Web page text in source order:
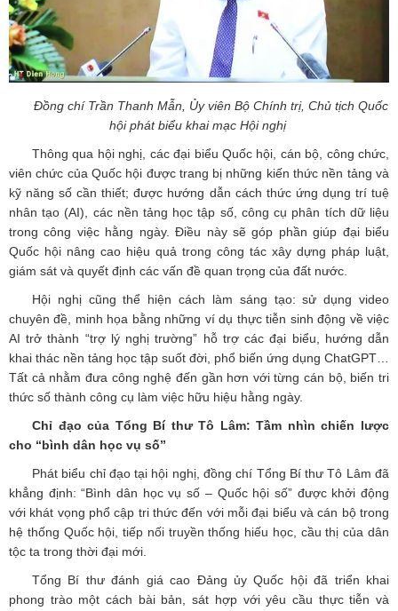
Đồng chí Trần Thanh Mẫn, Ủy viên Bộ Chính trị, Chủ tịch Quốc
hội phát biểu khai mạc Hội nghị
Thông qua hội nghị, các đại biểu Quốc hội, cán bộ, công chức,
viên chức của Quốc hội được trang bị những kiến thức nền tảng và
kỹ năng số cần thiết; được hướng dẫn cách thức ứng dụng trí tuệ
nhân tạo (AI), các nền tảng học tập số, công cụ phân tích dữ liệu
trong công việc hằng ngày. Điều này sẽ góp phần giúp đại biểu
Quốc hội nâng cao hiệu quả trong công tác xây dựng pháp luật,
giám sát và quyết định các vấn đề quan trọng của đất nước.
Hội nghị cũng thể hiện cách làm sáng tạo: sử dụng video
chuyên đề, minh họa bằng những ví dụ thực tiễn sinh động về việc
AI trở thành “trợ lý nghị trường” hỗ trợ các đại biểu, hướng dẫn
khai thác nền tảng học tập suốt đời, phổ biến ứng dụng ChatGPT…
Tất cả nhằm đưa công nghệ đến gần hơn với từng cán bộ, biến tri
thức số thành công cụ làm việc hữu hiệu hằng ngày.
Chỉ đạo của Tổng Bí thư Tô Lâm: Tầm nhìn chiến lược
cho “bình dân học vụ số”
Phát biểu chỉ đạo tại hội nghị, đồng chí Tổng Bí thư Tô Lâm đã
khẳng định: “Bình dân học vụ số – Quốc hội số” được khởi động
với khát vọng phổ cập tri thức đến với mỗi đại biểu và cán bộ trong
hệ thống Quốc hội, tiếp nối truyền thống hiếu học, cầu thị của dân
tộc ta trong thời đại mới.
Tổng Bí thư đánh giá cao Đảng ủy Quốc hội đã triển khai
phong trào một cách bài bản, sát hợp với yêu cầu thực tiễn và